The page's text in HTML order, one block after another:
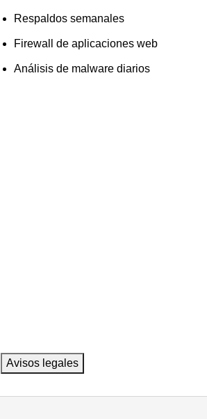
Respaldos semanales
Firewall de aplicaciones web
Análisis de malware diarios
Avisos legales